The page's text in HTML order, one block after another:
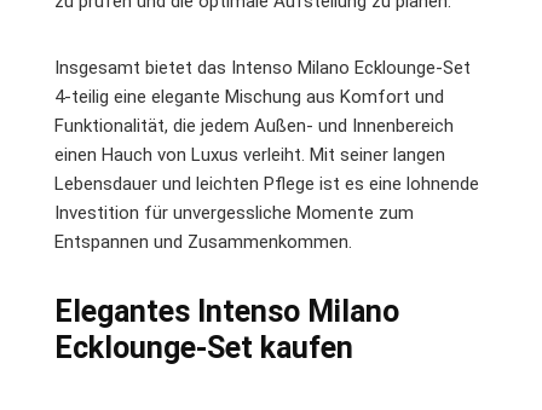
Insgesamt bietet das Intenso Milano Ecklounge-Set
4-teilig eine elegante Mischung aus Komfort und
Funktionalität, die jedem Außen- und Innenbereich
einen Hauch von Luxus verleiht. Mit seiner langen
Lebensdauer und leichten Pflege ist es eine lohnende
Investition für unvergessliche Momente zum
Entspannen und Zusammenkommen.
Elegantes Intenso Milano
Ecklounge-Set kaufen